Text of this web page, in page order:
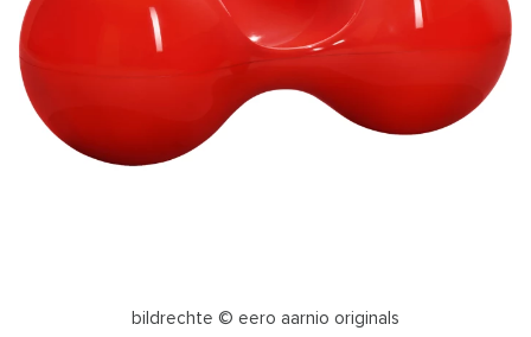
bildrechte © eero aarnio originals